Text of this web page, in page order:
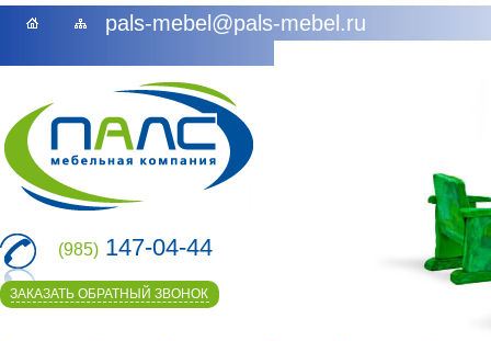
pals-mebel@pals-mebel.ru
(985) 147-04-44
ЗАКАЗАТЬ ОБРАТНЫЙ ЗВОНОК